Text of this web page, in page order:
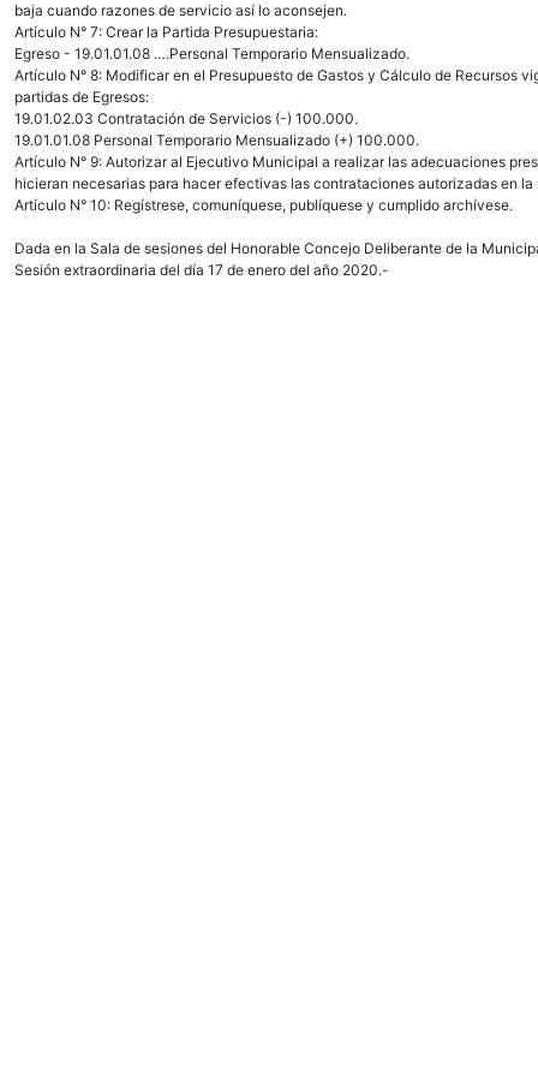
baja cuando razones de servicio así lo aconsejen.
Artículo N° 7: Crear la Partida Presupuestaria:
Egreso - 19.01.01.08 ….Personal Temporario Mensualizado.
Artículo N° 8: Modificar en el Presupuesto de Gastos y Cálculo de Recursos
partidas de Egresos:
19.01.02.03 Contratación de Servicios (-) 100.000.
19.01.01.08 Personal Temporario Mensualizado (+) 100.000.
Artículo N° 9: Autorizar al Ejecutivo Municipal a realizar las adecuaciones
hicieran necesarias para hacer efectivas las contrataciones autorizadas en la
Artículo N° 10: Regístrese, comuníquese, publíquese y cumplido archívese.
Dada en la Sala de sesiones del Honorable Concejo Deliberante de la
Sesión extraordinaria del día 17 de enero del año 2020.-